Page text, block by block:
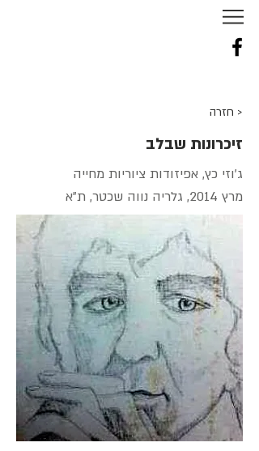
< חזרה
זיכרונות שבלב
ג'וזי כץ, אפיזודות ציוריות מחייה
מרץ 2014, גלריה נווה שכטר, ת"א